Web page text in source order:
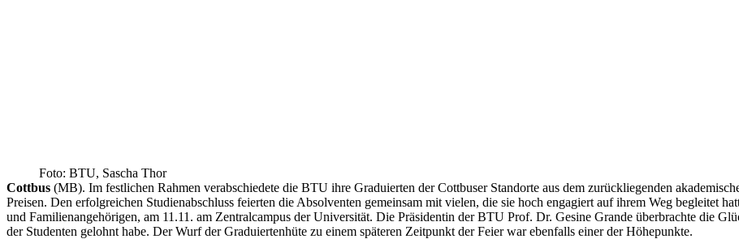
Foto: BTU, Sascha Thor
Cottbus (MB). Im festlichen Rahmen verabschiedete die BTU ihre Graduierten der Cottbuser Standorte aus dem zurückliegenden
Preisen. Den erfolgreichen Studienabschluss feierten die Absolventen gemeinsam mit vielen, die sie hoch engagiert auf ihrem Weg begleitet
und Familienangehörigen, am 11.11. am Zentralcampus der Universität. Die Präsidentin der BTU Prof. Dr. Gesine Grande überbrachte die
der Studenten gelohnt habe. Der Wurf der Graduiertenhüte zu einem späteren Zeitpunkt der Feier war ebenfalls einer der Höhepunkte.